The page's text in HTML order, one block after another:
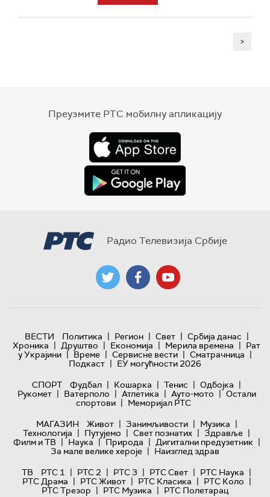
>
Преузмите РТС мобилну апликацију
Радио Телевизија Србије
ВЕСТИ Политика | Регион | Свет | Србија данас |
Хроника | Друштво | Економија | Мерила времена | Рат
у Украјини | Време | Сервисне вести | Сматрачница |
Подкаст | ЕУ могућности 2026
СПОРТ
Фудбал | Кошарка | Тенис | Одбојка |
Рукомет | Ватерполо | Атлетика | Ауто-мото | Остали
спортови | Меморијал РТС
МАГАЗИН
Живот | Занимљивости | Музика |
Технологијa | Путујемо | Свет познатих | Здравље |
Филм и ТВ | Наука | Природа | Дигитални предузетник |
За мале велике хероје | Наизглед здрав
ТВ
РТС 1 | РТС 2 | РТС 3 | РТС Свет | РТС Наука |
РТС Драма | РТС Живот | РТС Класика | РТС Коло |
РТС Трезор | РТС Музика | РТС Полетарац